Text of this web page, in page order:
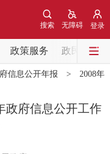
登录
无障碍
搜索
政策服务 政民互动
中央部委动态
部门动态
信息公开年报 > 2008年
政府信息公开工作